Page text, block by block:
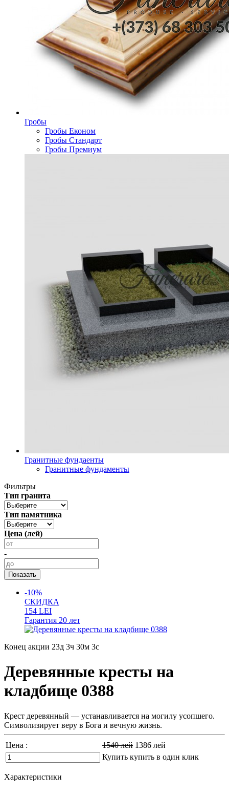
Гробы
Гробы Економ
Гробы Стандарт
Гробы Премиум
Гранитные фундаенты
Гранитные фундаменты
Фильтры
Тип гранита
Тип памятника
Цена (лей)
-
-10%
СКИДКА
154 LEI
Гарантия 20 лет
Конец акции 23д 3ч 30м 1с
Деревянные кресты на
кладбище 0388
Крест деревянный ― устанавливается на могилу усопшего.
Символизирует веру в Бога и вечную жизнь.
Цена : 1540лей 1386 лей
Купить купить в один клик
Характеристики